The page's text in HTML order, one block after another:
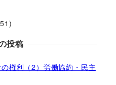
投稿
権利（2）労働協約・民主